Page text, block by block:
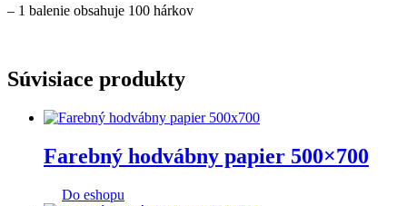
– 1 balenie obsahuje 100 hárkov
Súvisiace produkty
Farebný hodvábny papier 500×700
Do eshopu